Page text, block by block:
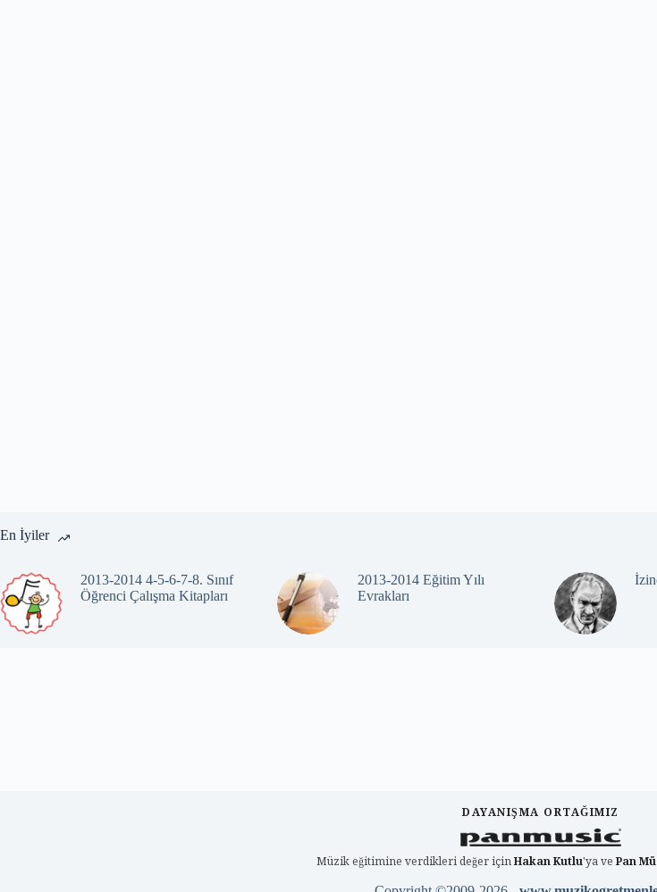
En İyiler
2013-2014 4-5-6-7-8. Sınıf
Öğrenci Çalışma Kitapları
2013-2014 Eğitim Yılı
Evrakları
DAYANIŞMA ORTAĞIMIZ
Müzik eğitimine verdikleri değer içinHakan Kutlu'ya ve Pan